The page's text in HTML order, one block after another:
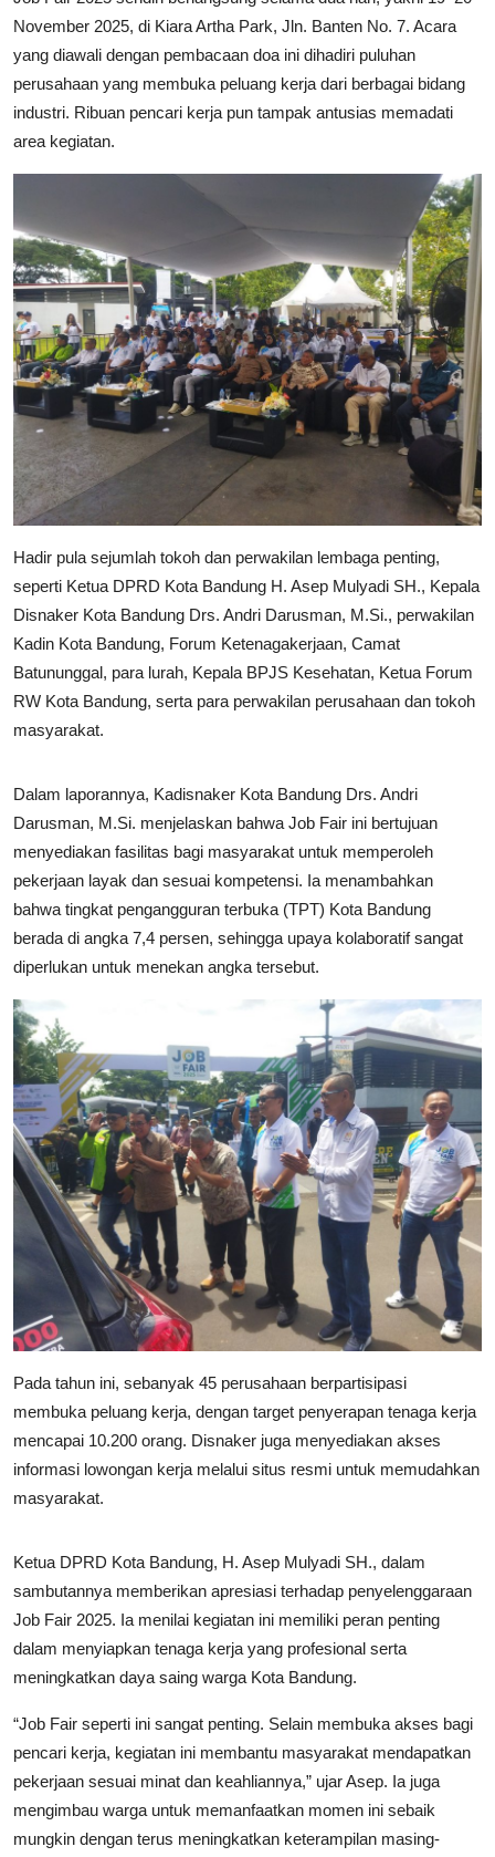
November 2025, di Kiara Artha Park, Jln. Banten No. 7. Acara
yang diawali dengan pembacaan doa ini dihadiri puluhan
perusahaan yang membuka peluang kerja dari berbagai bidang
industri. Ribuan pencari kerja pun tampak antusias memadati
area kegiatan.
Hadir pula sejumlah tokoh dan perwakilan lembaga penting,
seperti Ketua DPRD Kota Bandung H. Asep Mulyadi SH., Kepala
Disnaker Kota Bandung Drs. Andri Darusman, M.Si., perwakilan
Kadin Kota Bandung, Forum Ketenagakerjaan, Camat
Batununggal, para lurah, Kepala BPJS Kesehatan, Ketua Forum
RW Kota Bandung, serta para perwakilan perusahaan dan tokoh
masyarakat.
Dalam laporannya, Kadisnaker Kota Bandung Drs. Andri
Darusman, M.Si. menjelaskan bahwa Job Fair ini bertujuan
menyediakan fasilitas bagi masyarakat untuk memperoleh
pekerjaan layak dan sesuai kompetensi. Ia menambahkan
bahwa tingkat pengangguran terbuka (TPT) Kota Bandung
berada di angka 7,4 persen, sehingga upaya kolaboratif sangat
diperlukan untuk menekan angka tersebut.
Pada tahun ini, sebanyak 45 perusahaan berpartisipasi
membuka peluang kerja, dengan target penyerapan tenaga kerja
mencapai 10.200 orang. Disnaker juga menyediakan akses
informasi lowongan kerja melalui situs resmi untuk memudahkan
masyarakat.
Ketua DPRD Kota Bandung, H. Asep Mulyadi SH., dalam
sambutannya memberikan apresiasi terhadap penyelenggaraan
Job Fair 2025. Ia menilai kegiatan ini memiliki peran penting
dalam menyiapkan tenaga kerja yang profesional serta
meningkatkan daya saing warga Kota Bandung.
“Job Fair seperti ini sangat penting. Selain membuka akses bagi
pencari kerja, kegiatan ini membantu masyarakat mendapatkan
pekerjaan sesuai minat dan keahliannya,” ujar Asep. Ia juga
mengimbau warga untuk memanfaatkan momen ini sebaik
mungkin dengan terus meningkatkan keterampilan masing-